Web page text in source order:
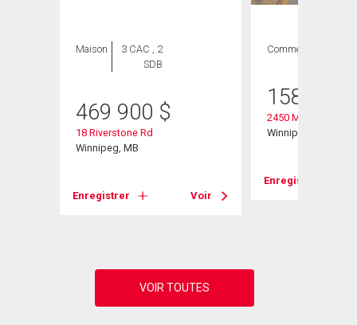
Maison
3 CAC , 2
SDB
469 900 $
18 Riverstone Rd
Winnipeg, MB
Enregistrer Voir
Commercial
158 000
2450 Main St
Winnipeg, MB
Enregistrer